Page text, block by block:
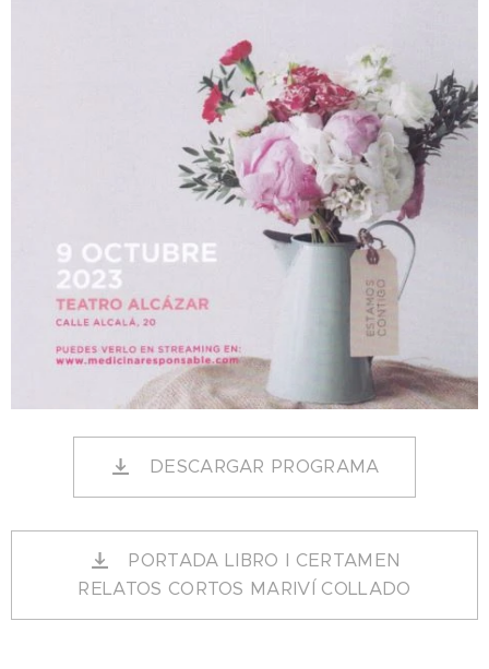
DESCARGAR PROGRAMA
PORTADA LIBRO I CERTAMEN
RELATOS CORTOS MARIVÍ COLLADO